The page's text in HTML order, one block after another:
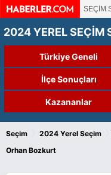
SEÇİM
2024 YEREL SEÇİM
Türkiye Geneli
İlçe Sonuçları
Kazananlar
Seçim 2024 Yerel Seçim
Orhan Bozkurt